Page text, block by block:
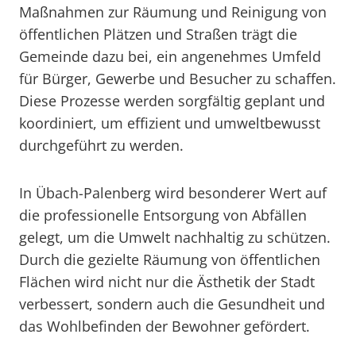
Maßnahmen zur Räumung und Reinigung von
öffentlichen Plätzen und Straßen trägt die
Gemeinde dazu bei, ein angenehmes Umfeld
für Bürger, Gewerbe und Besucher zu schaffen.
Diese Prozesse werden sorgfältig geplant und
koordiniert, um effizient und umweltbewusst
durchgeführt zu werden.
In Übach-Palenberg wird besonderer Wert auf
die professionelle Entsorgung von Abfällen
gelegt, um die Umwelt nachhaltig zu schützen.
Durch die gezielte Räumung von öffentlichen
Flächen wird nicht nur die Ästhetik der Stadt
verbessert, sondern auch die Gesundheit und
das Wohlbefinden der Bewohner gefördert.